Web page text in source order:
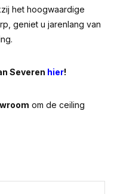
het hoogwaardige
geniet u jarenlang van
Severen hier!
om de ceiling